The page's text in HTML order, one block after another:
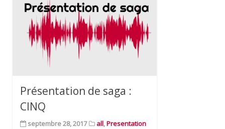
Présentation de saga :
CINQ
septembre 28, 2017 all,Presentation